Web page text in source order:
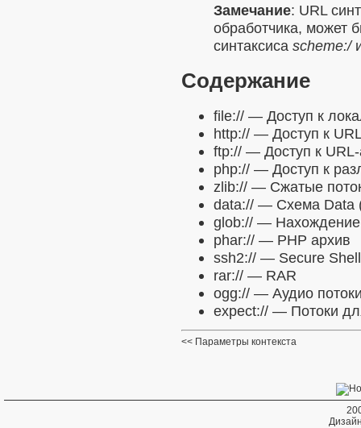
Замечание: URL
обработчика, может
синтаксиса scheme:/
Содержание
file:// — Доступ к
http:// — Доступ к
ftp:// — Доступ к
php:// — Доступ к
zlib:// — Сжатые
data:// — Схема Data
glob:// — Нахождение
phar:// — PHP архив
ssh2:// — Secure
rar:// — RAR
ogg:// — Аудио
expect:// — Потоки
Параметры контекста